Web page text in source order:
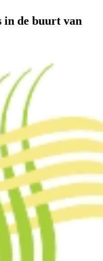
in de buurt van